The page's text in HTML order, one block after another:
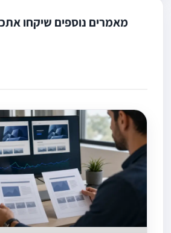
מאמרים נוספים שיקחו